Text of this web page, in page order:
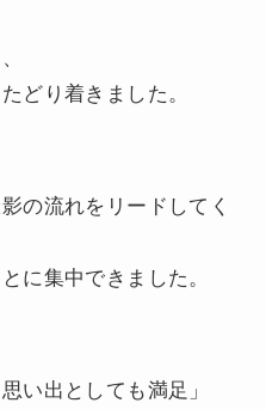
どり着きました。
の流れをリードしてく
に集中できました。
い出としても満足」